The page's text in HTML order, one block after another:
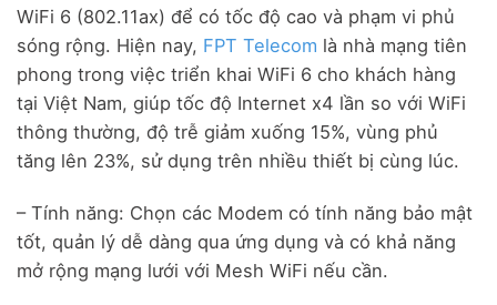
WiFi 6 (802.11ax) để có tốc độ cao và phạm vi phủ
sóng rộng. Hiện nay, FPT Telecom là nhà mạng tiên
phong trong việc triển khai WiFi 6 cho khách hàng
tại Việt Nam, giúp tốc độ Internet x4 lần so với WiFi
thông thường, độ trễ giảm xuống 15%, vùng phủ
tăng lên 23%, sử dụng trên nhiều thiết bị cùng lúc.
– Tính năng: Chọn các Modem có tính năng bảo mật
tốt, quản lý dễ dàng qua ứng dụng và có khả năng
mở rộng mạng lưới với Mesh WiFi nếu cần.